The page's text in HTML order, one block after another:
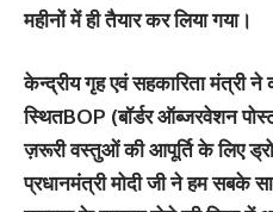
महीनों में ही तैयार कर लिया गया।
केन्द्रीय गृह एवं सहकारिता मंत्री
स्थितBOP (बॉर्डर ऑब्जरवेशन
ज़रूरी वस्तुओं की आपूर्ति के लिए
प्रधानमंत्री मोदी जी ने हम सबके